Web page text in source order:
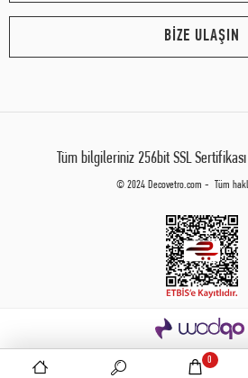
BİZE ULAŞIN
Tüm bilgileriniz 256bit SSL
© 2024 Decovetro.com - Tüm
0